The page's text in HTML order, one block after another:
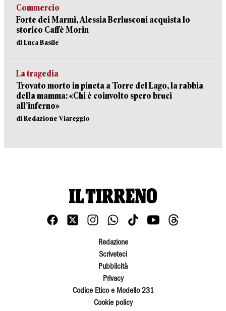
Commercio
Forte dei Marmi, Alessia Berlusconi acquista lo
storico Caffè Morin
di Luca Basile
La tragedia
Trovato morto in pineta a Torre del Lago, la rabbia
della mamma: «Chi è coinvolto spero bruci
all’inferno»
di Redazione Viareggio
Redazione
Scriveteci
Pubblicità
Privacy
Codice Etico e Modello 231
Cookie policy